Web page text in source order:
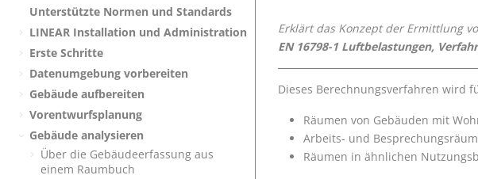
Unterstützte Normen und Standards
LINEAR Installation und Administration
Erste Schritte
Datenumgebung vorbereiten
Gebäude aufbereiten
Vorentwurfsplanung
Gebäude analysieren
Über die Gebäudeerfassung aus
einem Raumbuch
Erklärt das Konzept der Ermittlung
EN 16798-1 Luftbelastungen,
Dieses Berechnungsverfahren wird
Räumen von Gebäuden mit
Arbeits- und
Räumen in ähnlichen